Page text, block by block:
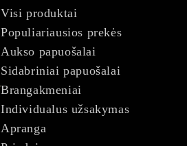
Visi produktai
Populiariausios prekės
Aukso papuošalai
Sidabriniai papuošalai
Brangakmeniai
Individualus užsakymas
Apranga